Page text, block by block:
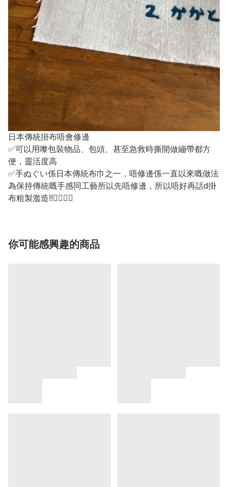
日本傳統掛布唔會修邊
✅可以用嚟包裝物品、包頭、甚至急救時撕開做繃帶都方
便，靈活度高
✅手ぬぐい係日本傳統布巾之一，唔修邊係一直以來嘅做法
為保持傳統嘅手感同工藝所以先唔修邊，所以唔好再話d掛
布粗製濫造!!✌🏽👍🏼
你可能感興趣的商品